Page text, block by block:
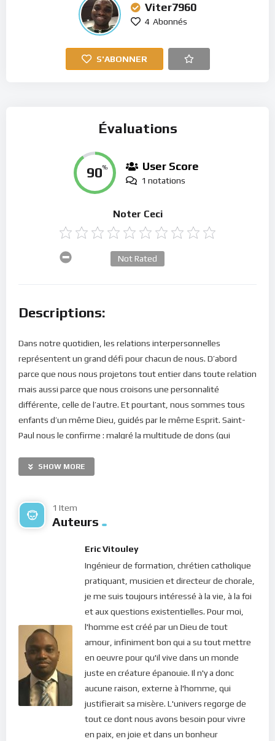
Viter7960
4 Abonnés
S'ABONNER
Évaluations
90% User Score
1 notations
Noter Ceci
Not Rated
Descriptions:
Dans notre quotidien, les relations interpersonnelles
représentent un grand défi pour chacun de nous. D’abord
parce que nous nous projetons tout entier dans toute relation
mais aussi parce que nous croisons une personnalité
différente, celle de l’autre. Et pourtant, nous sommes tous
enfants d’un même Dieu, guidés par le même Esprit. Saint-
Paul nous le confirme : malgré la multitude de dons (qui
Esprit de Dieu qui agit en chacun (1 Co 12, 7-11). Voilà
sûr… surtout lorsque nous sommes dans notre égo. Mais
c’est le chemin de retour vers Dieu et c’est la seule chose qui
Comment y parvenir ? C’est par la Présence. De nos propres
forces, cela paraît ardu voire impossible. Mais sous l’égide de
l’Esprit en nous, rien n’est impossible. La méditation de ce
jour nous demande de nous exercer à l’abandon à Dieu lorsque
vient le moment de communiquer avec nos frères et soeurs.
Cela nous permettra de participer à la relation avec la lumière
pleine d’amour de Dieu.
Bonne méditation.
SHOW MORE
1 Item
Auteurs
Eric Vitouley
Ingénieur de formation, chrétien catholique
pratiquant, musicien et directeur de chorale,
je me suis toujours intéressé à la vie, à la foi
et aux questions existentielles. Pour moi,
l'homme est créé par un Dieu de tout
amour, infiniment bon qui a su tout mettre
en oeuvre pour qu'il vive dans un monde
juste en créature épanouie. Il n'y a donc
aucune raison, externe à l'homme, qui
justifierait sa misère. L'univers regorge de
tout ce dont nous avons besoin pour vivre
en paix, en joie et dans un bonheur